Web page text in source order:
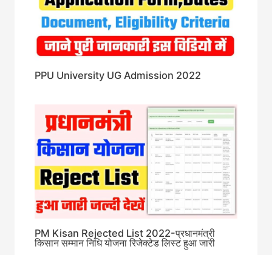
PPU University UG Admission 2022
PM Kisan Rejected List 2022-प्रधानमंत्री
किसान सम्मान निधि योजना रिजेक्टेड लिस्ट हुआ जारी